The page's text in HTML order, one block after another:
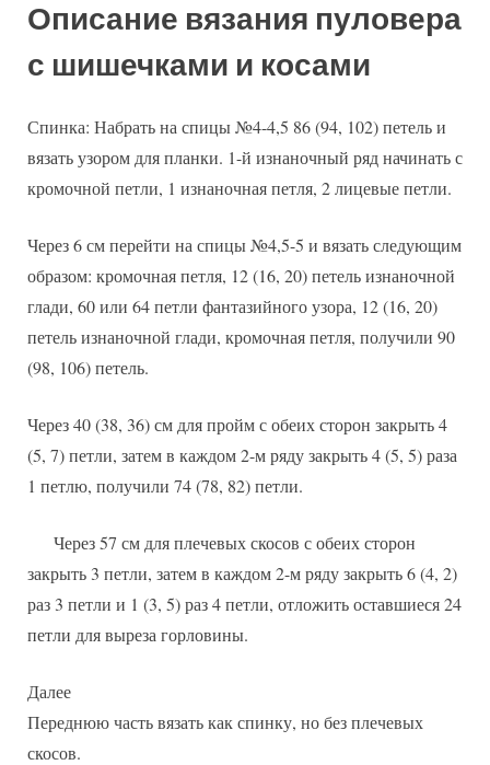
Описание вязания пуловера
с шишечками и косами
Спинка: Набрать на спицы №4-4,5 86 (94, 102) петель и
вязать узором для планки. 1-й изнаночный ряд начинать с
кромочной петли, 1 изнаночная петля, 2 лицевые петли.
Через 6 см перейти на спицы №4,5-5 и вязать следующим
образом: кромочная петля, 12 (16, 20) петель изнаночной
глади, 60 или 64 петли фантазийного узора, 12 (16, 20)
петель изнаночной глади, кромочная петля, получили 90
(98, 106) петель.
Через 40 (38, 36) см для пройм с обеих сторон закрыть 4
(5, 7) петли, затем в каждом 2-м ряду закрыть 4 (5, 5) раза
1 петлю, получили 74 (78, 82) петли.
Через 57 см для плечевых скосов с обеих сторон
закрыть 3 петли, затем в каждом 2-м ряду закрыть 6 (4, 2)
раз 3 петли и 1 (3, 5) раз 4 петли, отложить оставшиеся 24
петли для выреза горловины.
Далее
Переднюю часть вязать как спинку, но без плечевых
скосов.